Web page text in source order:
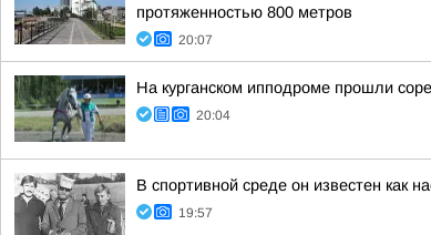
протяженностью 800 метров
20:07
На курганском ипподроме прошли
20:04
В спортивной среде он известен как
19:57